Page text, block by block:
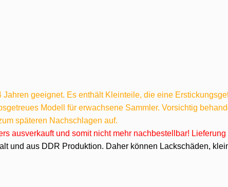
geeignet. Es enthält Kleinteile, die eine
Modell für erwachsene Sammler. Vorsichtig
späteren Nachschlagen auf.
ausverkauft und somit nicht mehr nachbestellbar!
und aus DDR Produktion. Daher können Lackschäden,